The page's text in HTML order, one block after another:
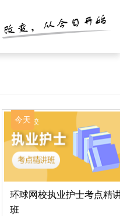
今天
环球网校执业护士考点精
班